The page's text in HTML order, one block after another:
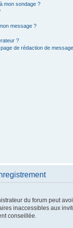
mon sondage ?
message ?
?
de rédaction de
du forum peut
inaccessibles aux
conseillée.